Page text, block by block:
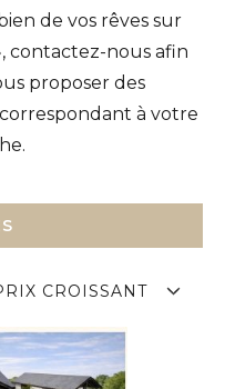
de vos rêves sur
contactez-nous afin
proposer des
à votre
CROISSANT